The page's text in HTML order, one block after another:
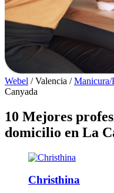
Webel / Valencia / Manicura/
Canyada
10 Mejores
domicilio en La
Christhina